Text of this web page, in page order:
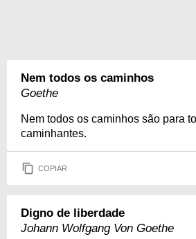
Nem todos os caminhos
Goethe
Nem todos os caminhos são para
caminhantes.
COPIAR
Digno de liberdade
Johann Wolfgang Von Goethe